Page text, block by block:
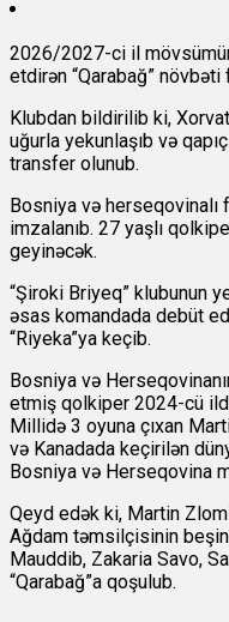
2026/2027-ci il
etdirən “Qarabağ”
Klubdan bildirilib ki,
uğurla yekunlaşıb və
transfer olunub.
Bosniya və
imzalanıb. 27 yaşlı
geyinəcək.
“Şiroki Briyeq” klubunun
əsas komandada debüt
“Riyeka”ya keçib.
Bosniya və
etmiş qolkiper 2024-cü
Millidə 3 oyuna çıxan
və Kanadada keçirilən
Bosniya və Herseqovina
Qeyd edək ki, Martin
Ağdam təmsilçisinin
Mauddib, Zakaria Savo,
“Qarabağ”a qoşulub.